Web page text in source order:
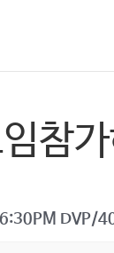
참가
DVP/